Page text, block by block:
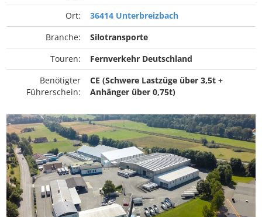
Ort:
36414 Unterbreizbach
Branche:
Silotransporte
Touren:
Fernverkehr Deutschland
Benötigter
Führerschein:
CE (Schwere Lastzüge über 3,5t +
Anhänger über 0,75t)